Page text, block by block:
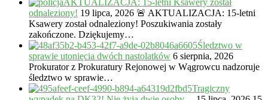
odnaleziony! 19 lipca, 2026 🚨 AKTUALIZACJA: 15-letni
Ksawery został odnaleziony! Poszukiwania zostały
zakończone. Dziękujemy…
Śledztwo w
sprawie utonięcia dwóch nastolatków 6 sierpnia, 2026
Prokurator z Prokuratury Rejonowej w Wągrowcu nadzoruje
śledztwo w sprawie…
Tragiczny